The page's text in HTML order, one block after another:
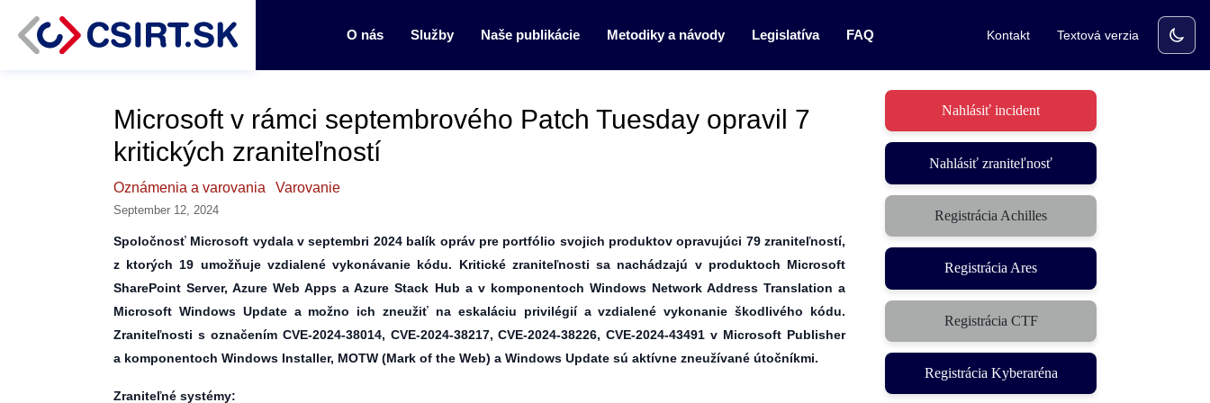
O nás Služby Naše publikácie Metodiky a návody Legislatíva FAQ Kontakt Textová verzia
Microsoft v rámci septembrového Patch Tuesday opravil 7
kritických zraniteľností
Oznámenia a varovania Varovanie
September 12, 2024
Spoločnosť Microsoft vydala v septembri 2024 balík opráv pre portfólio svojich produktov opravujúci 79 zraniteľností,
z ktorých 19 umožňuje vzdialené vykonávanie kódu. Kritické zraniteľnosti sa nachádzajú v produktoch Microsoft
SharePoint Server, Azure Web Apps a Azure Stack Hub a v komponentoch Windows Network Address Translation a
Microsoft Windows Update a možno ich zneužiť na eskaláciu privilégií a vzdialené vykonanie škodlivého kódu.
Zraniteľnosti s označením CVE-2024-38014, CVE-2024-38217, CVE-2024-38226, CVE-2024-43491 v Microsoft Publisher
a komponentoch Windows Installer, MOTW (Mark of the Web) a Windows Update sú aktívne zneužívané útočníkmi.
Zraniteľné systémy:
Nahlásiť incident
Nahlásiť zraniteľnosť
Registrácia Achilles
Registrácia Ares
Registrácia CTF
(otvorí sa v novom okne)
Registrácia Kyberaréna